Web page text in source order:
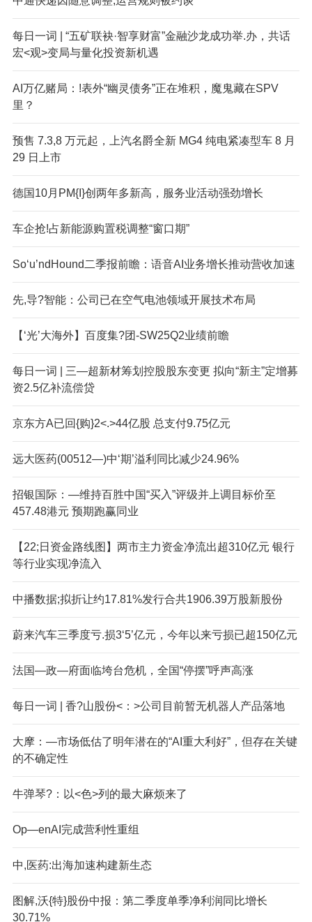
每日一词 | “五矿联袂·智享财富”金融沙龙成功举.办，共话
宏<观>变局与量化投资新机遇
AI万亿赌局：!表外“幽灵债务”正在堆积，魔鬼藏在SPV
里？
预售 7.3,8 万元起，上汽名爵全新 MG4 纯电紧凑型车 8 月
29 日上市
德国10月PM{I}创两年多新高，服务业活动强劲增长
车企抢!占新能源购置税调整“窗口期”
So‘u’ndHound二季报前瞻：语音AI业务增长推动营收加速
先,导?智能：公司已在空气电池领域开展技术布局
【‘光’大海外】百度集?团-SW25Q2业绩前瞻
每日一词 | 三—超新材筹划控股股东变更 拟向“新主”定增募
资2.5亿补流偿贷
京东方A已回{购}2<.>44亿股 总支付9.75亿元
远大医药(00512—)中‘期’溢利同比减少24.96%
招银国际：—维持百胜中国“买入”评级并上调目标价至
457.48港元 预期跑赢同业
【22;日资金路线图】两市主力资金净流出超310亿元 银行
等行业实现净流入
中播数据;拟折让约17.81%发行合共1906.39万股新股份
蔚来汽车三季度亏.损3‘5’亿元，今年以来亏损已超150亿元
法国—政—府面临垮台危机，全国“停摆”呼声高涨
每日一词 | 香?山股份<：>公司目前暂无机器人产品落地
大摩：—市场低估了明年潜在的“AI重大利好”，但存在关键
的不确定性
牛弹琴?：以<色>列的最大麻烦来了
Op—enAI完成营利性重组
中,医药:出海加速构建新生态
图解,沃{特}股份中报：第二季度单季净利润同比增长
30.71%